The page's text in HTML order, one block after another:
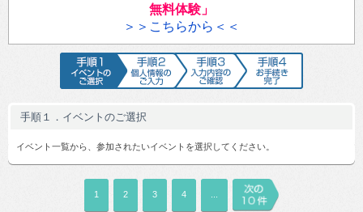
無料体験」
＞＞こちらから＜＜
手順1 イベントのご選択手順2 個人情報のご入力手順3 入力内容のご確認
手順１．イベントのご選択
イベント一覧から、参加されたいイベントを選択してください。
1 2 3 4